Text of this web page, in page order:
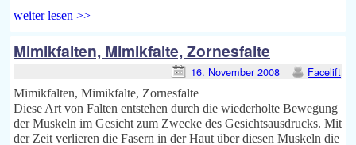
weiter lesen >>
Mimikfalten, Mimikfalte, Zornesfalte
16. November 2008 Facelift
Mimikfalten, Mimikfalte, Zornesfalte
Diese Art von Falten entstehen durch die wiederholte Bewegung
der Muskeln im Gesicht zum Zwecke des Gesichtsausdrucks. Mit
der Zeit verlieren die Fasern in der Haut über diesen Muskeln die